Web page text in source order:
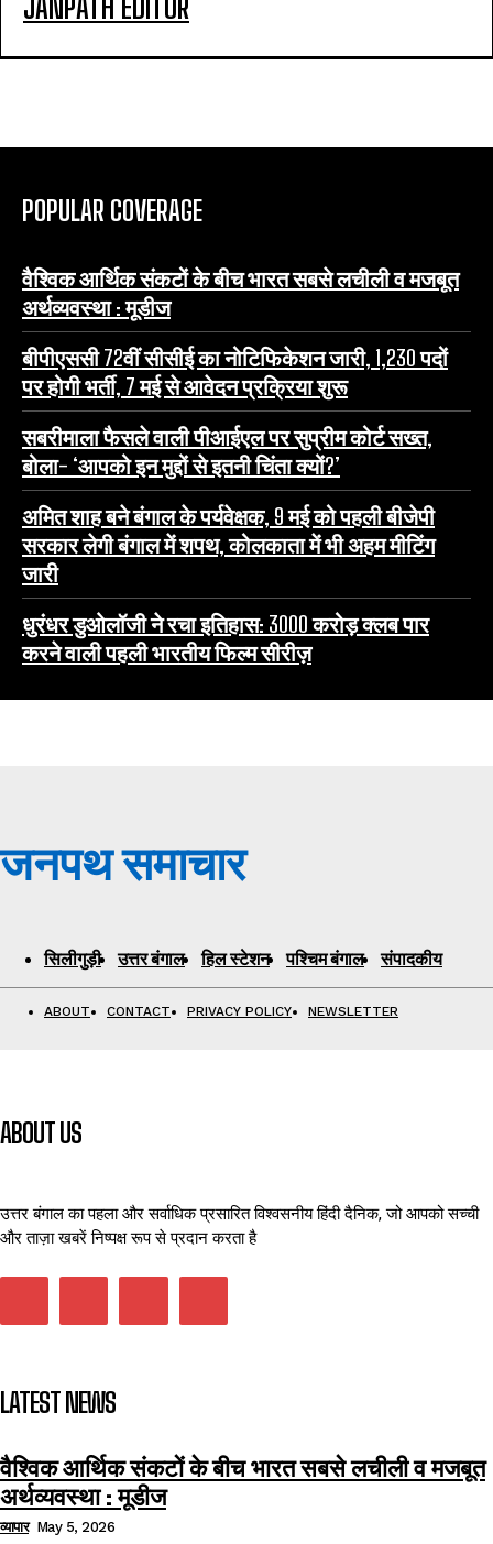
JANPATH EDITOR
POPULAR COVERAGE
वैश्विक आर्थिक संकटों के बीच भारत सबसे लचीली व मजबूत
अर्थव्यवस्था : मूडीज
बीपीएससी 72वीं सीसीई का नोटिफिकेशन जारी, 1,230 पदों
पर होगी भर्ती, 7 मई से आवेदन प्रक्रिया शुरू
सबरीमाला फैसले वाली पीआईएल पर सुप्रीम कोर्ट सख्त,
बोला- ‘आपको इन मुद्दों से इतनी चिंता क्यों?’
अमित शाह बने बंगाल के पर्यवेक्षक, 9 मई को पहली बीजेपी
सरकार लेगी बंगाल में शपथ, कोलकाता में भी अहम मीटिंग
जारी
धुरंधर डुओलॉजी ने रचा इतिहास: 3000 करोड़ क्लब पार
करने वाली पहली भारतीय फिल्म सीरीज़
जनपथ समाचार
सिलीगुड़ी उत्तर बंगाल हिल स्टेशन पश्चिम बंगाल संपादकीय
ABOUT CONTACT PRIVACY POLICY NEWSLETTER
ABOUT US
उत्तर बंगाल का पहला और सर्वाधिक प्रसारित विश्वसनीय हिंदी दैनिक, जो आपको सच्ची
और ताज़ा खबरें निष्पक्ष रूप से प्रदान करता है
LATEST NEWS
वैश्विक आर्थिक संकटों के बीच भारत सबसे लचीली व मजबूत
अर्थव्यवस्था : मूडीज
व्यापार May 5, 2026